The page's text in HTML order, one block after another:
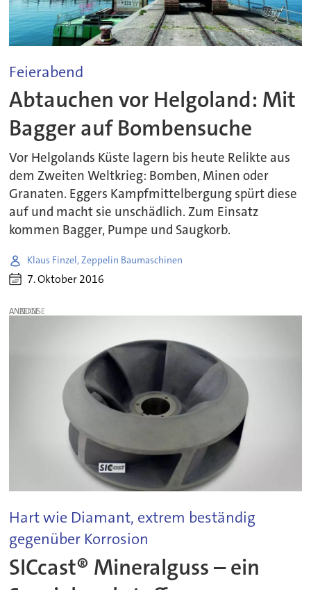
Feierabend
Abtauchen vor Helgoland: Mit
Bagger auf Bombensuche
Vor Helgolands Küste lagern bis heute Relikte aus
dem Zweiten Weltkrieg: Bomben, Minen oder
Granaten. Eggers Kampfmittelbergung spürt diese
auf und macht sie unschädlich. Zum Einsatz
kommen Bagger, Pumpe und Saugkorb.
Klaus Finzel, Zeppelin Baumaschinen
7. Oktober 2016
ANZEIGE
Hart wie Diamant, extrem beständig
gegenüber Korrosion
SICcast® Mineralguss – ein